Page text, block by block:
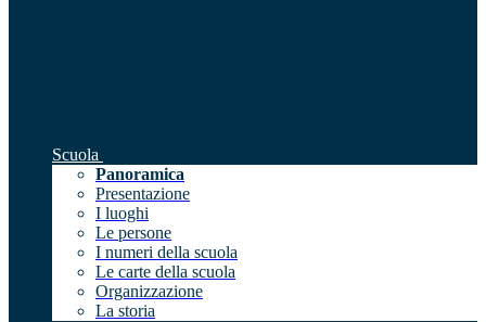
Scuola
Panoramica
Presentazione
I luoghi
Le persone
I numeri della scuola
Le carte della scuola
Organizzazione
La storia